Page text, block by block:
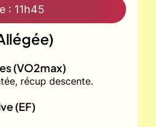
: 11h45
(VO2max)
récup descente.
(EF)